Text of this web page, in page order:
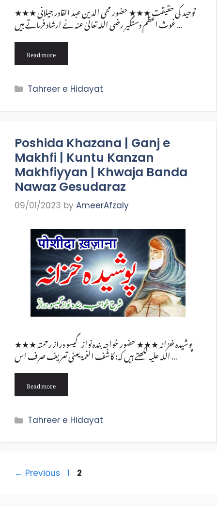
★★★ توحید کی حقیقت ★★★ حضور محی الدین عبد القادر جیلانی
غوث اعظم دستگیر رضی اللہ تعالیٰ عنہ نے ارشاد فرماتے ہیں …
Read more
Categories
Tahreer e Hidayat
Poshida Khazana | Ganj e
Makhfi | Kuntu Kanzan
Makhfiyyan | Khwaja Banda
Nawaz Gesudaraz
09/01/2023 by AmeerAfzaly
★★★ پوشیدہ خزانہ ★★★ حضور خواجہ بندہ نواز گیسو دراز رحمتہ
اللہ علیہ لکھتے ہیں کہ: کاشف الغمۃ یعنی تعریف صرف اس …
Read more
Categories
Tahreer e Hidayat
← Previous Page
1 Page
2